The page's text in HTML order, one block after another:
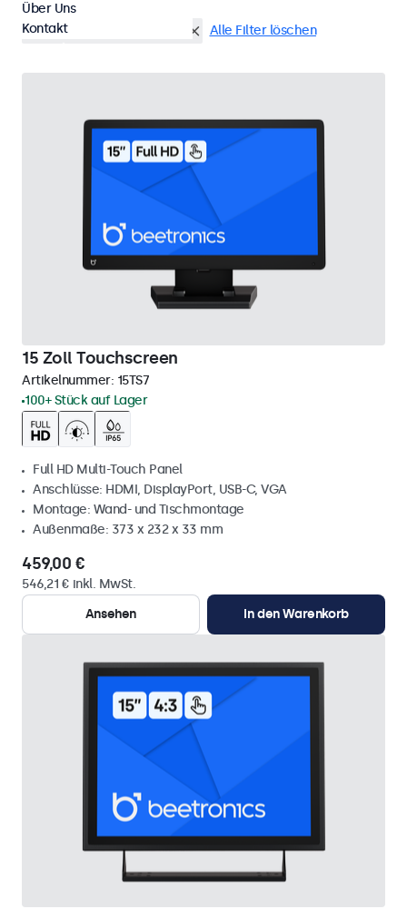
VGA 15 Zoll Touchscreens Alle Filter löschen
15 Zoll Touchscreen
Artikelnummer: 15TS7
100+ Stück auf Lager
Full HD Multi-Touch Panel
Anschlüsse: HDMI, DisplayPort, USB-C, VGA
Montage: Wand- und Tischmontage
Außenmaße: 373 x 232 x 33 mm
459,00 €
546,21 € inkl. MwSt.
Ansehen
In den Warenkorb
Über Uns
Kontakt